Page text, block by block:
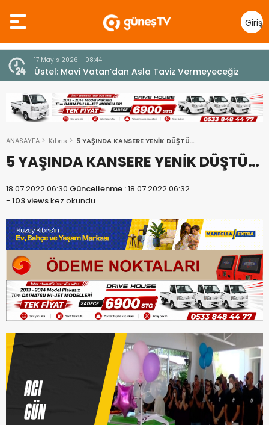
Giriş
Yap
7 Ağustos 2026 - 12:36
ÜSTEL: “ERENKÖY RUHU SONSUZA DEK YAŞAYACAK”
ANASAYFA Kıbrıs 5 YAŞINDA KANSERE YENİK DÜŞTÜ…
5 YAŞINDA KANSERE YENİK DÜŞTÜ…
18.07.2022 06:30 Güncellenme :18.07.2022 06:32
- 103 viewskez okundu